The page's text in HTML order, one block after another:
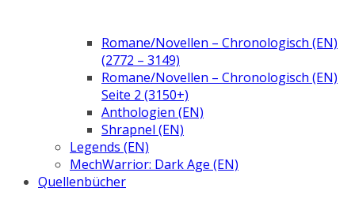
Romane/Novellen – Chronologisch (EN)
(2772 – 3149)
Romane/Novellen – Chronologisch (EN)
Seite 2 (3150+)
Anthologien (EN)
Shrapnel (EN)
Legends (EN)
MechWarrior: Dark Age (EN)
Quellenbücher